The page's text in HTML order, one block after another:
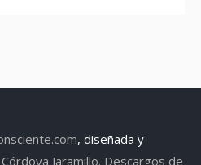
, diseñada y
Córdova Jaramillo. Descargos de